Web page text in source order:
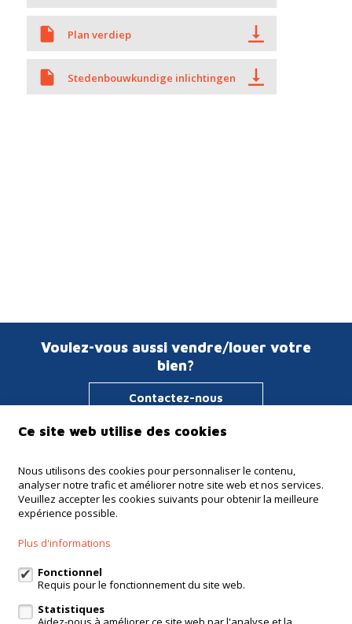
Plan verdiep
Stedenbouwkundige inlichtingen
Voulez-vous aussi vendre/louer votre
bien?
Contactez-nous
Immo Verstraeten
Haachtsesteenweg 135
1910 Kampenhout
+32 475 64 62 15
info@verstraeten.immo
Ce site web utilise des cookies
Nous utilisons des cookies pour personnaliser le contenu,
analyser notre trafic et améliorer notre site web et nos services.
Veuillez accepter les cookies suivants pour obtenir la meilleure
expérience possible.
Plus d'informations
Fonctionnel
Requis pour le fonctionnement du site web.
Statistiques